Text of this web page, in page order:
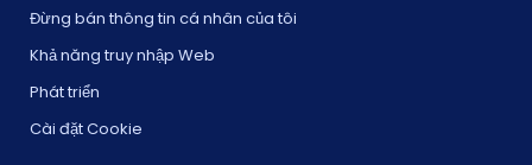
Đừng bán thông tin cá nhân của tôi
Khả năng truy nhập Web
Phát triển
Cài đặt Cookie